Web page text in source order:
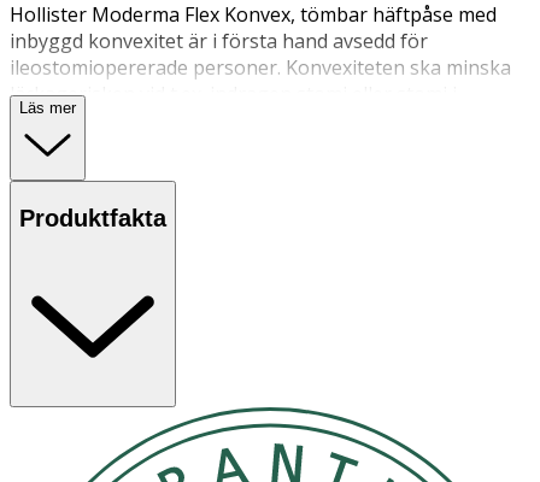
Hollister Moderma Flex Konvex, tömbar häftpåse med
inbyggd konvexitet är i första hand avsedd för
ileostomiopererade personer. Konvexiteten ska minska
läckagerisken vid t.ex. indragen stomi eller stomi i
hudplanet. Påsen har inbyggt påslås. Påsen har
självhäftande hudskydd med små fördjupningar. Dessa
avses minska hudområdet, som kommer i kontakt med
Läs mer
Produktfakta